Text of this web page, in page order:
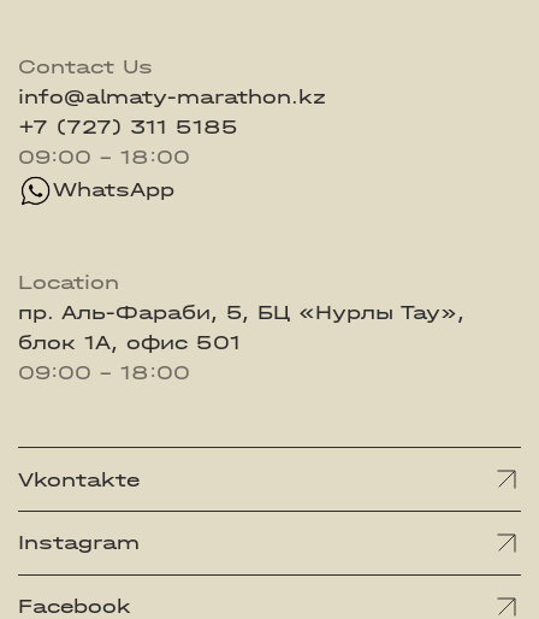
Contact Us
info@almaty-marathon.kz
+7 (727) 311 5185
09:00 - 18:00
WhatsApp
Location
пр. Аль-Фараби, 5, БЦ «Нурлы Тау»,
блок 1А, офис 501
09:00 - 18:00
Vkontakte
Instagram
Facebook